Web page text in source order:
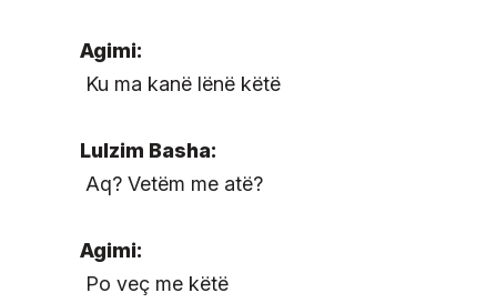
Agimi:
Ku ma kanë lënë këtë
Lulzim Basha:
Aq? Vetëm me atë?
Agimi:
Po veç me këtë